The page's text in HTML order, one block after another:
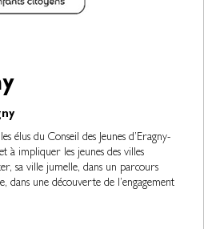
élus du Conseil des Jeunes d’Eragny-
à impliquer les jeunes des villes
sa ville jumelle, dans un parcours
dans une découverte de l’engagement